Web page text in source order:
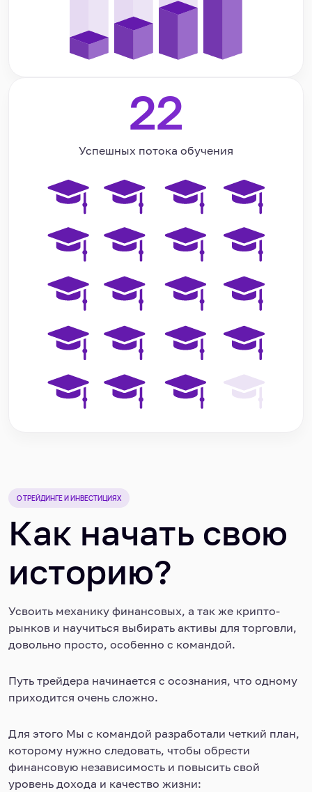
22
Успешных потока обучения
О ТРЕЙДИНГЕ И ИНВЕСТИЦИЯХ
Как начать свою
историю?
Усвоить механику финансовых, а так же крипто-
рынков и научиться выбирать активы для торговли,
довольно просто, особенно с командой.
Путь трейдера начинается с осознания, что одному
приходится очень сложно.
Для этого Мы с командой разработали четкий план,
которому нужно следовать, чтобы обрести
финансовую независимость и повысить свой
уровень дохода и качество жизни: